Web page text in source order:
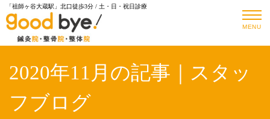
「祖師ヶ谷大蔵駅」北口徒歩3分 / 土・日・祝日診療
MENU
2020年11月の記事｜スタッ
フブログ